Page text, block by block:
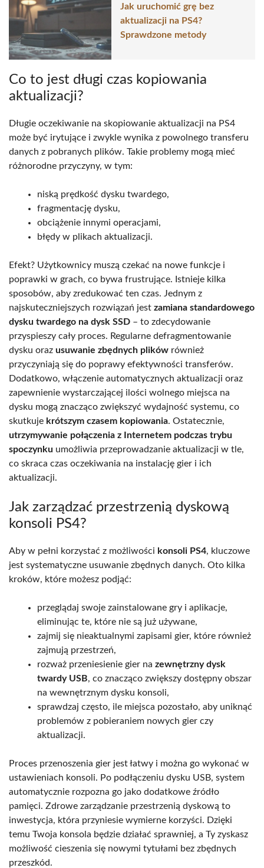
Jak uruchomić grę bez
aktualizacji na PS4?
Sprawdzone metody
Co to jest długi czas kopiowania
aktualizacji?
Długie oczekiwanie na skopiowanie aktualizacji na PS4
może być irytujące i zwykle wynika z powolnego transferu
danych z pobranych plików. Takie problemy mogą mieć
różnorodne przyczyny, w tym:
niską prędkość dysku twardego,
fragmentację dysku,
obciążenie innymi operacjami,
błędy w plikach aktualizacji.
Efekt? Użytkownicy muszą czekać na nowe funkcje i
poprawki w grach, co bywa frustrujące. Istnieje kilka
sposobów, aby zredukować ten czas. Jednym z
najskuteczniejszych rozwiązań jest zamiana standardowego
dysku twardego na dysk SSD – to zdecydowanie
przyspieszy cały proces. Regularne defragmentowanie
dysku oraz usuwanie zbędnych plików również
przyczyniają się do poprawy efektywności transferów.
Dodatkowo, włączenie automatycznych aktualizacji oraz
zapewnienie wystarczającej ilości wolnego miejsca na
dysku mogą znacząco zwiększyć wydajność systemu, co
skutkuje krótszym czasem kopiowania. Ostatecznie,
utrzymywanie połączenia z Internetem podczas trybu
spoczynku umożliwia przeprowadzanie aktualizacji w tle,
co skraca czas oczekiwania na instalację gier i ich
aktualizacji.
Jak zarządzać przestrzenią dyskową
konsoli PS4?
Aby w pełni korzystać z możliwości konsoli PS4, kluczowe
jest systematyczne usuwanie zbędnych danych. Oto kilka
kroków, które możesz podjąć:
przeglądaj swoje zainstalowane gry i aplikacje,
eliminując te, które nie są już używane,
zajmij się nieaktualnymi zapisami gier, które również
zajmują przestrzeń,
rozważ przeniesienie gier na zewnętrzny dysk
twardy USB, co znacząco zwiększy dostępny obszar
na wewnętrznym dysku konsoli,
sprawdzaj często, ile miejsca pozostało, aby uniknąć
problemów z pobieraniem nowych gier czy
aktualizacji.
Proces przenoszenia gier jest łatwy i można go wykonać w
ustawieniach konsoli. Po podłączeniu dysku USB, system
automatycznie rozpozna go jako dodatkowe źródło
pamięci. Zdrowe zarządzanie przestrzenią dyskową to
inwestycja, która przyniesie wymierne korzyści. Dzięki
temu Twoja konsola będzie działać sprawniej, a Ty zyskasz
możliwość cieszenia się nowymi tytułami bez zbędnych
przeszkód.